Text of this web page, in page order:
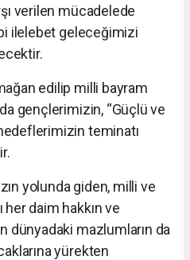
verilen mücadelede
ilelebet geleceğimizi
edilip milli bayram
gençlerimizin, “Güçlü ve
teminatı
yolunda giden, milli ve
daim hakkın ve
dünyadaki mazlumların da
yürekten